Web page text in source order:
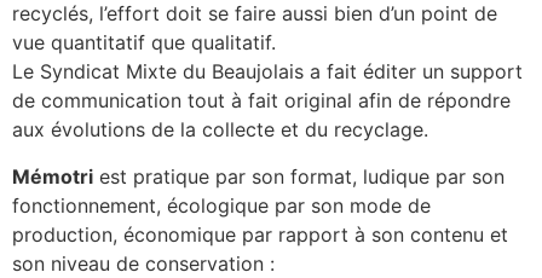
recyclés, l’effort doit se faire aussi bien d’un point de
vue quantitatif que qualitatif.
Le Syndicat Mixte du Beaujolais a fait éditer un support
de communication tout à fait original afin de répondre
aux évolutions de la collecte et du recyclage.
Mémotri est pratique par son format, ludique par son
fonctionnement, écologique par son mode de
production, économique par rapport à son contenu et
son niveau de conservation :